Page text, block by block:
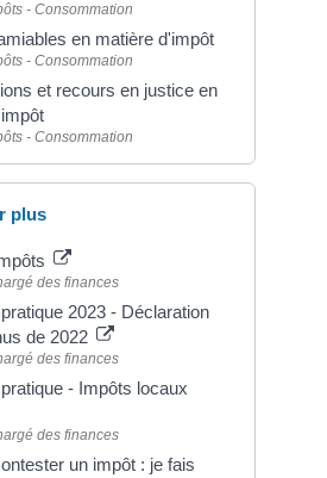
- Consommation
en matière d'impôt
- Consommation
et recours en justice en
- Consommation
plus
des finances
2023 - Déclaration
de 2022
des finances
- Impôts locaux
des finances
un impôt : je fais